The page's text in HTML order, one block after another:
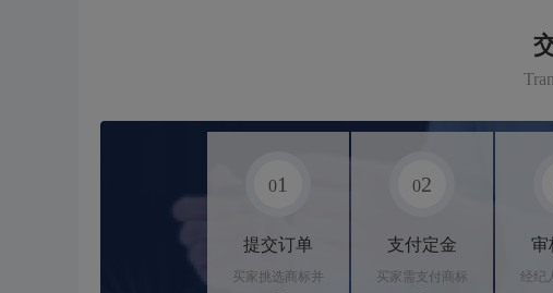
01
提交订单
买家挑选商标并
02
支付定金
买家需支付商标
审
经纪